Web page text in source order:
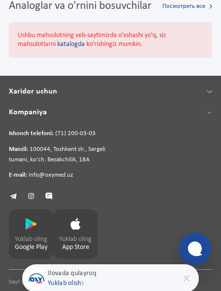
Analoglar va o'rnini bosuvchilar Посмотреть все
Ushbu mahsulotning veb-saytimizda o'xshashi yo'q, siz
mahsulotlarni katalogda ko'rishingiz mumkin.
Ilovada qulayroq
Yuklab olish
Ishonch telefoni: (71) 200-03-03
Manzil: 100044, Toshkent sh., Sergeli
tumani, koʻch. Bezakchilik, 18A
E-mail: info@oxymed.uz
Xaridor uchun
Kompaniya
Yuklab oling
Google Play
Yuklab oling
App Store
Sayt yaratuvchipharmit.uz